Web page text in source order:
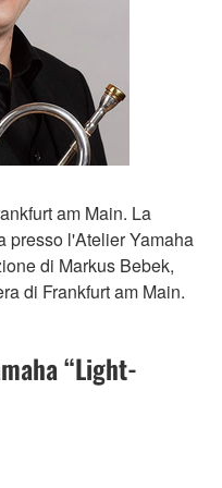
am Main. La
presso l'Atelier Yamaha
di Markus Bebek,
di Frankfurt am Main.
“Light-